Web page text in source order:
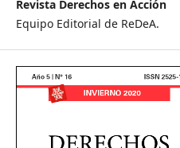
Revista Derechos en Acción
Equipo Editorial de ReDeA.